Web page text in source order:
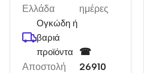
Ελλάδα
ημέρες
Ογκώδη ή
βαριά
προϊόντα
Αποστολή
☎
26910